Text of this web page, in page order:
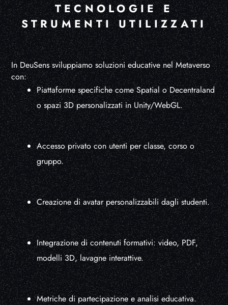
TECNOLOGIE E
STRUMENTI UTILIZZATI
In DeuSens sviluppiamo soluzioni educative nel Metaverso
con:
Piattaforme specifiche come Spatial o Decentraland
o spazi 3D personalizzati in Unity/WebGL.
Accesso privato con utenti per classe, corso o
gruppo.
Creazione di avatar personalizzabili dagli studenti.
Integrazione di contenuti formativi: video, PDF,
modelli 3D, lavagne interattive.
Metriche di partecipazione e analisi educativa.